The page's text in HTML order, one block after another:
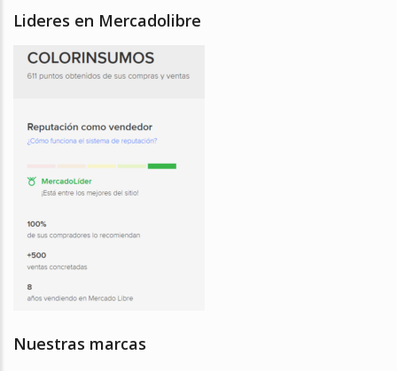
Lideres en Mercadolibre
Nuestras marcas